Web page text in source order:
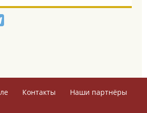
Контакты
Наши партнёры